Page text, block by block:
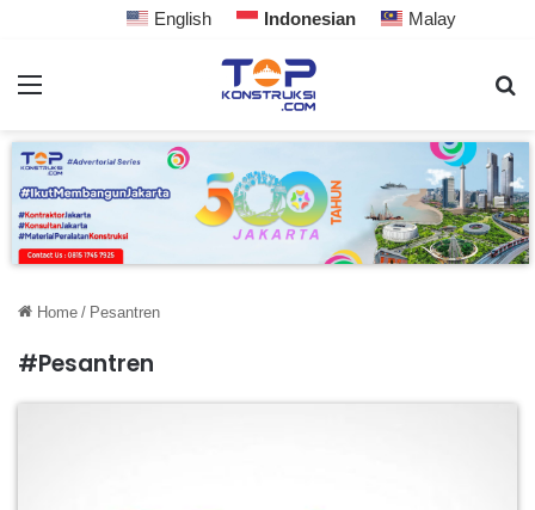
English Indonesian Malay
Home / Pesantren
#Pesantren